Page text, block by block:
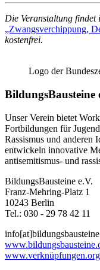
Die Veranstaltung findet
„Zwangsverchippung,
kostenfrei.
Logo der
BildungsBausteine
Unser Verein bietet
Fortbildungen für
Rassismus und
entwickeln innovative
antisemitismus- und
BildungsBausteine e.V.
Franz-Mehring-Platz 1
10243 Berlin
Tel.: 030 ‐ 29 78 42 11
www.verknüpfungen.org